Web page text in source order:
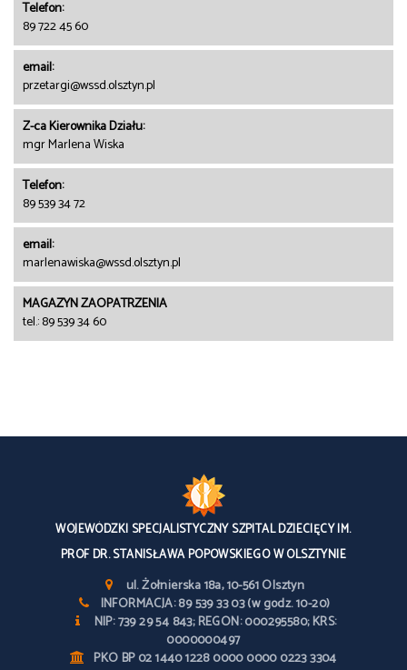
Telefon:
89 722 45 60
email:
przetargi@wssd.olsztyn.pl
Z-ca Kierownika Działu:
mgr Marlena Wiska
Telefon:
89 539 34 72
email:
marlenawiska@wssd.olsztyn.pl
MAGAZYN ZAOPATRZENIA
tel.: 89 539 34 60
WOJEWÓDZKI SPECJALISTYCZNY SZPITAL DZIECIĘCY IM.
PROF DR. STANISŁAWA POPOWSKIEGO W OLSZTYNIE
ul. Żołnierska 18a, 10-561 Olsztyn
INFORMACJA: 89 539 33 03 (w godz. 10-20)
NIP: 739 29 54 843; REGON: 000295580; KRS:
0000000497
PKO BP 02 1440 1228 0000 0000 0223 3304